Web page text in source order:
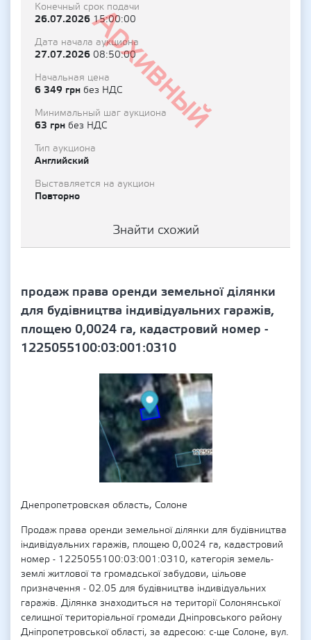
Архивный
Конечный срок подачи
26.07.202615:00:00
Дата начала аукциона
27.07.2026 08:50:00
Начальная цена
6 349 грн без НДС
Минимальный шаг аукциона
63 грн без НДС
Тип аукциона
Английский
Выставляется на аукцион
Повторно
Знайти схожий
продаж права оренди земельної ділянки
для будівництва індивідуальних гаражів,
площею 0,0024 га, кадастровий номер -
1225055100:03:001:0310
Днепропетровская область, Солоне
Продаж права оренди земельної ділянки для будівництва
індивідуальних гаражів, площею 0,0024 га, кадастровий
номер - 1225055100:03:001:0310, категорія земель-
землі житлової та громадської забудови, цільове
призначення - 02.05 для будівництва індивідуальних
гаражів. Ділянка знаходиться на території Солонянської
селищної територіальної громади Дніпровського району
Дніпропетровської області, за адресою: с-ще Солоне, вул.